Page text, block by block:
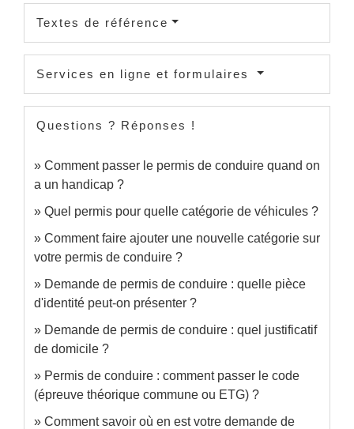
Textes de référence
Services en ligne et formulaires
Questions ? Réponses !
Comment passer le permis de conduire quand on
a un handicap ?
Quel permis pour quelle catégorie de véhicules ?
Comment faire ajouter une nouvelle catégorie sur
votre permis de conduire ?
Demande de permis de conduire : quelle pièce
d'identité peut-on présenter ?
Demande de permis de conduire : quel justificatif
de domicile ?
Permis de conduire : comment passer le code
(épreuve théorique commune ou ETG) ?
Comment savoir où en est votre demande de